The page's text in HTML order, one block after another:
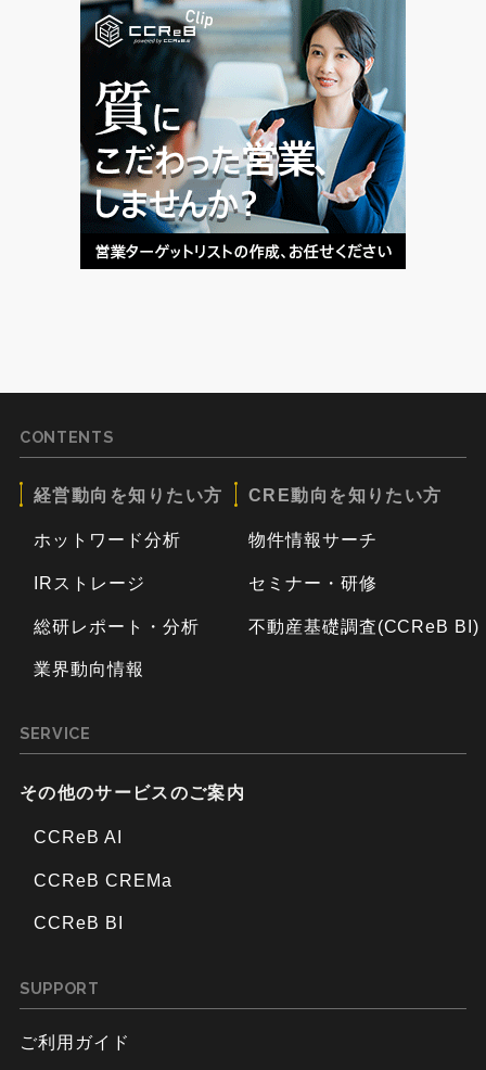
CONTENTS
経営動向を知りたい方
ホットワード分析
IRストレージ
総研レポート・分析
業界動向情報
CRE動向を知りたい方
物件情報サーチ
セミナー・研修
不動産基礎調査(CCReB BI)
SERVICE
その他のサービスのご案内
CCReB AI
CCReB CREMa
CCReB BI
SUPPORT
ご利用ガイド